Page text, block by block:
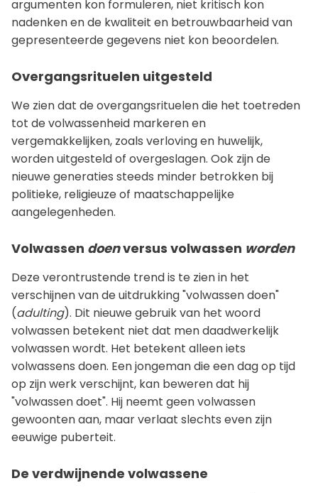
argumenten kon formuleren, niet kritisch kon
nadenken en de kwaliteit en betrouwbaarheid van
gepresenteerde gegevens niet kon beoordelen.
Overgangsrituelen uitgesteld
We zien dat de overgangsrituelen die het toetreden
tot de volwassenheid markeren en
vergemakkelijken, zoals verloving en huwelijk,
worden uitgesteld of overgeslagen. Ook zijn de
nieuwe generaties steeds minder betrokken bij
politieke, religieuze of maatschappelijke
aangelegenheden.
Volwassen doenversus volwassen worden
Deze verontrustende trend is te zien in het
verschijnen van de uitdrukking "volwassen doen"
(adulting). Dit nieuwe gebruik van het woord
volwassen betekent niet dat men daadwerkelijk
volwassen wordt. Het betekent alleen iets
volwassens doen. Een jongeman die een dag op tijd
op zijn werk verschijnt, kan beweren dat hij
"volwassen doet". Hij neemt geen volwassen
gewoonten aan, maar verlaat slechts even zijn
eeuwige puberteit.
De verdwijnende volwassene